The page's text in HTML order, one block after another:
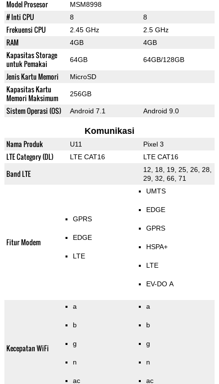
Model Prosesor MSM8998
# Inti CPU 8 8
Frekuensi CPU 2.45 GHz 2.5 GHz
RAM 4GB 4GB
Kapasitas Storage
untuk Pemakai
64GB 64GB/128GB
Jenis Kartu Memori MicroSD
Kapasitas Kartu
Memori Maksimum
256GB
Sistem Operasi (OS) Android 7.1 Android 9.0
Komunikasi
Nama Produk U11 Pixel 3
LTE Category (DL) LTE CAT16 LTE CAT16
Band LTE
12, 18, 19, 25, 26, 28,
29, 32, 66, 71
Fitur Modem
GPRS
EDGE
LTE
UMTS
EDGE
GPRS
HSPA+
LTE
EV-DO A
Kecepatan WiFi
a
b
g
n
ac
a
b
g
n
ac